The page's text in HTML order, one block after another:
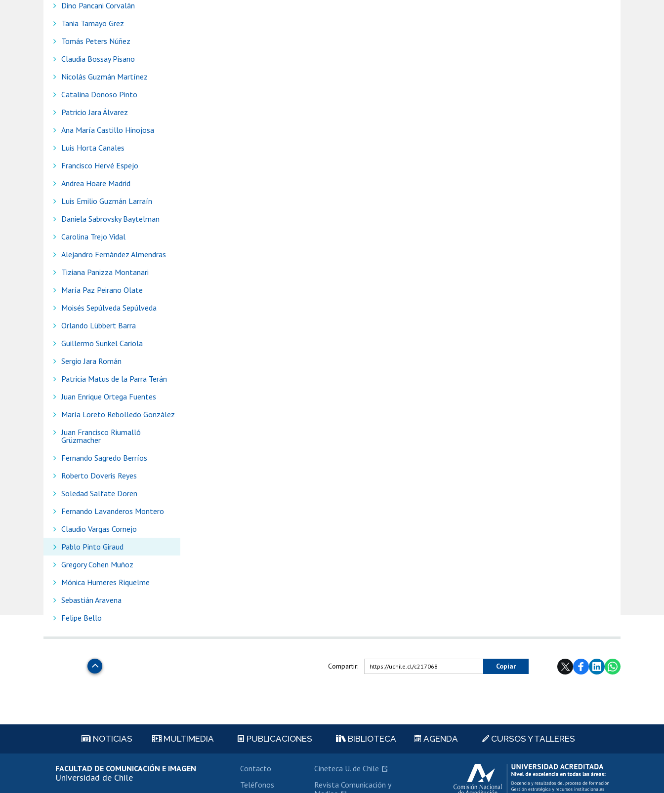
Dino Pancani Corvalán
Tania Tamayo Grez
Tomás Peters Núñez
Claudia Bossay Pisano
Nicolás Guzmán Martínez
Catalina Donoso Pinto
Patricio Jara Álvarez
Ana María Castillo Hinojosa
Luis Horta Canales
Francisco Hervé Espejo
Andrea Hoare Madrid
Luis Emilio Guzmán Larraín
Daniela Sabrovsky Baytelman
Carolina Trejo Vidal
Alejandro Fernández Almendras
Tiziana Panizza Montanari
María Paz Peirano Olate
Moisés Sepúlveda Sepúlveda
Orlando Lübbert Barra
Guillermo Sunkel Cariola
Sergio Jara Román
Patricia Matus de la Parra Terán
Juan Enrique Ortega Fuentes
María Loreto Rebolledo González
Juan Francisco Riumalló
Grüzmacher
Fernando Sagredo Berríos
Roberto Doveris Reyes
Soledad Salfate Doren
Fernando Lavanderos Montero
Claudio Vargas Cornejo
Pablo Pinto Giraud
Gregory Cohen Muñoz
Mónica Humeres Riquelme
Sebastián Aravena
Felipe Bello
Subir Compartir: https://uchile.cl/c217068 Copiar
NOTICIAS MULTIMEDIA PUBLICACIONES BIBLIOTECA AGENDA CURSOS Y TALLERES
FACULTAD DE COMUNICACIÓN E IMAGEN
Universidad de Chile
Contacto
Teléfonos
Cineteca U. de Chile
Revista Comunicación y